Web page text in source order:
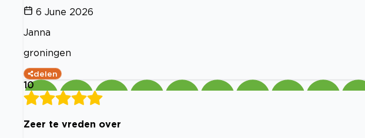
6 June 2026
Janna
groningen
delen
10
Zeer te vreden over